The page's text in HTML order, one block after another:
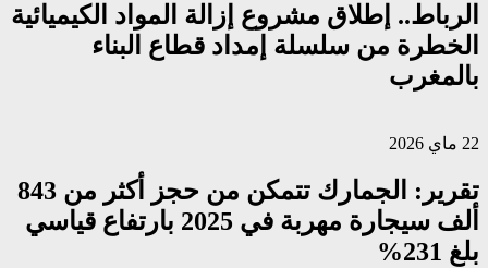
الرباط.. إطلاق مشروع إزالة المواد الكيميائية
الخطرة من سلسلة إمداد قطاع البناء
بالمغرب
22 ماي 2026
تقرير: الجمارك تتمكن من حجز أكثر من 843
ألف سيجارة مهربة في 2025 بارتفاع قياسي
بلغ 231%